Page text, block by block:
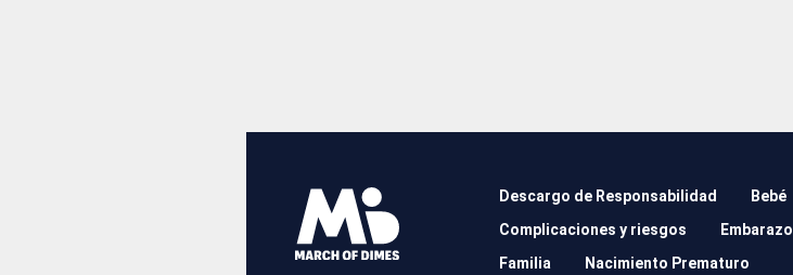
Descargo de Responsabilidad
Bebé
Complicaciones y riesgos
Embarazo
Familia
Nacimiento Prematuro